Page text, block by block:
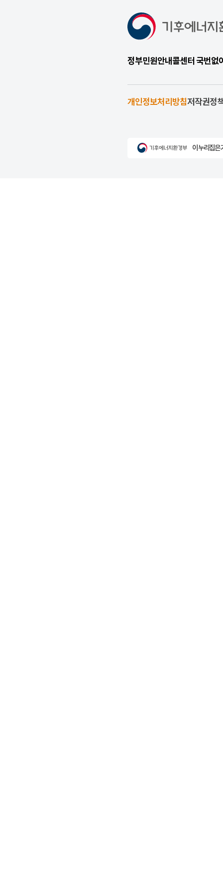
정부민원안내콜센터 국번
개인정보처리방침저작권정
이 누리집은